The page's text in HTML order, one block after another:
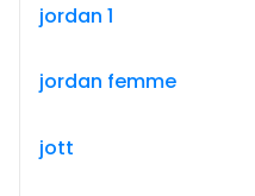
jordan 1
jordan femme
jott